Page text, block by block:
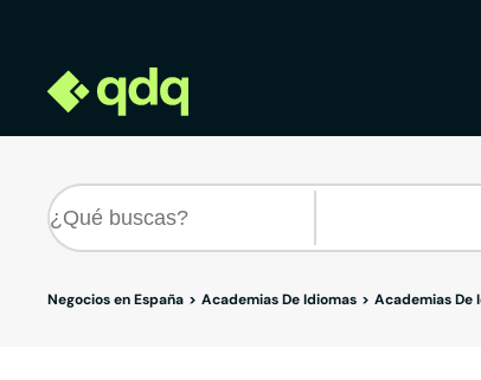
Negocios en España Academias De Idiomas Academias De